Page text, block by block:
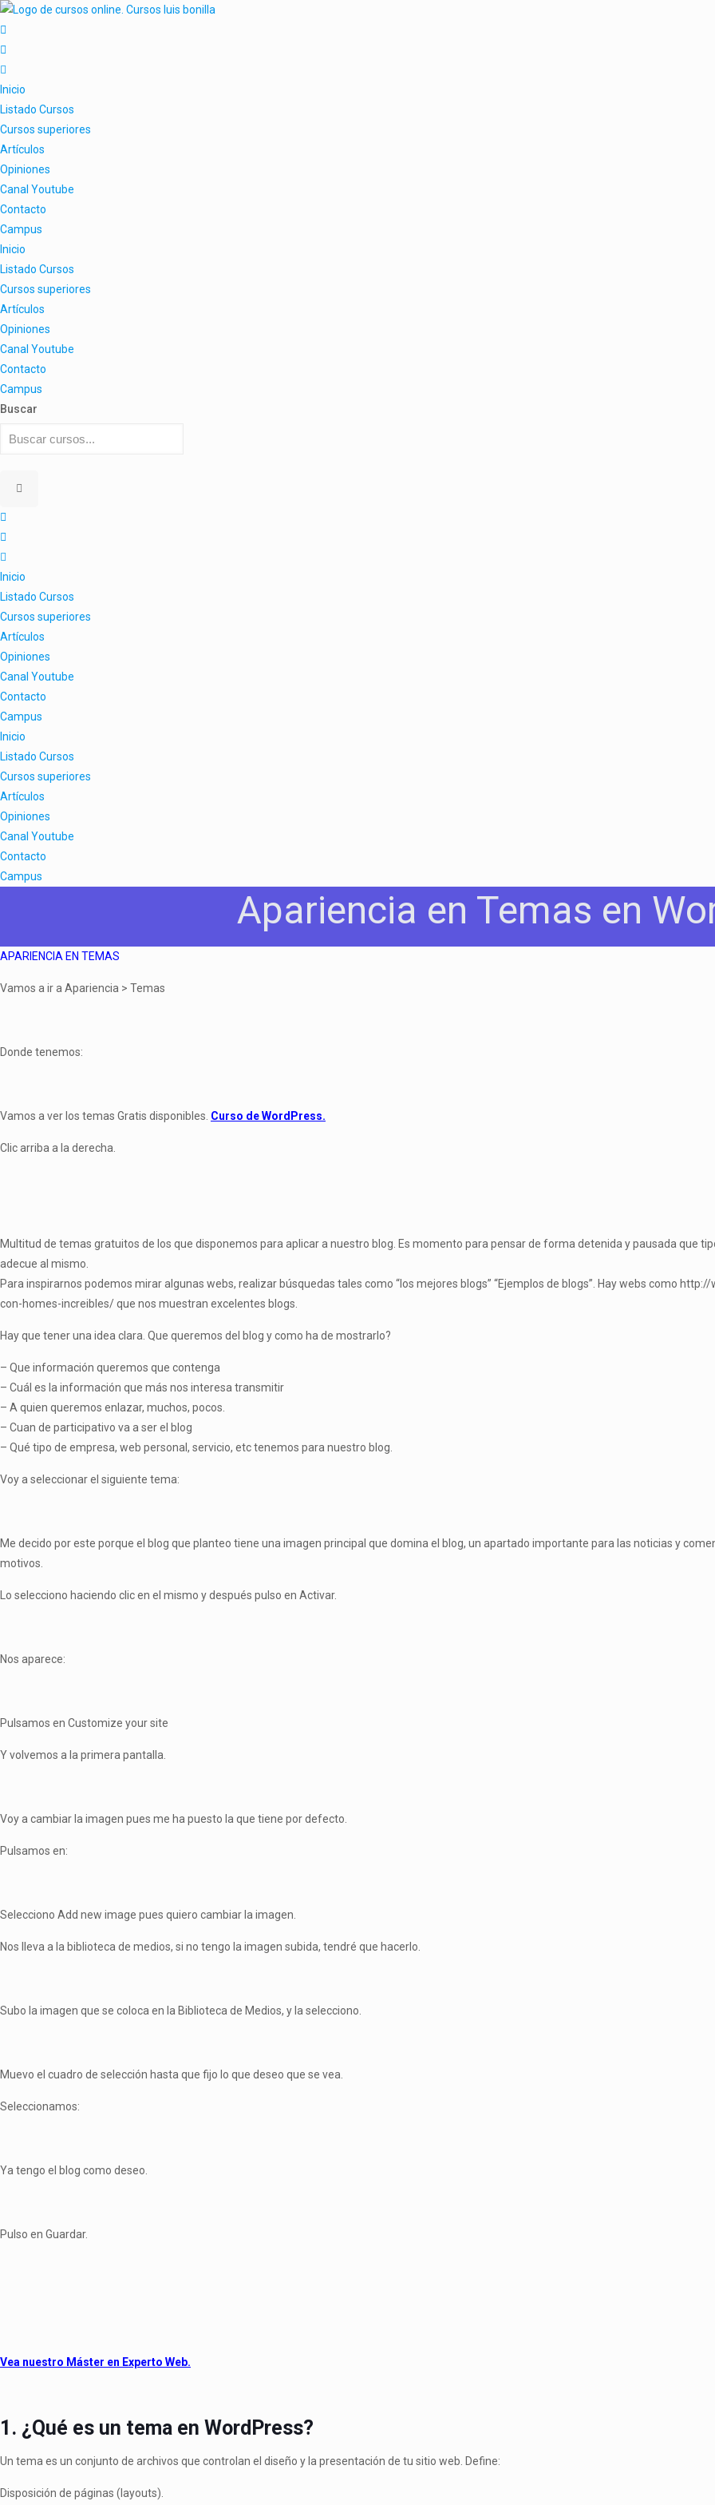
Inicio
Listado Cursos
Cursos superiores
Artículos
Opiniones
Canal Youtube
Contacto
Campus
Inicio
Listado Cursos
Cursos superiores
Artículos
Opiniones
Canal Youtube
Contacto
Campus
Buscar
Inicio
Listado Cursos
Cursos superiores
Artículos
Opiniones
Canal Youtube
Contacto
Campus
Inicio
Listado Cursos
Cursos superiores
Artículos
Opiniones
Canal Youtube
Contacto
Campus
Apariencia en Temas en
APARIENCIA EN TEMAS
Vamos a ir a Apariencia > Temas
Donde tenemos:
Vamos a ver los temas Gratis disponibles. Curso de WordPress.
Clic arriba a la derecha.
Multitud de temas gratuitos de los que disponemos para aplicar a nuestro blog. Es momento para pensar de forma detenida y pausada que
adecue al mismo.
Para inspirarnos podemos mirar algunas webs, realizar búsquedas tales como “los mejores blogs” “Ejemplos de blogs”. Hay webs como
con-homes-increibles/ que nos muestran excelentes blogs.
Hay que tener una idea clara. Que queremos del blog y como ha de mostrarlo?
– Que información queremos que contenga
– Cuál es la información que más nos interesa transmitir
– A quien queremos enlazar, muchos, pocos.
– Cuan de participativo va a ser el blog
– Qué tipo de empresa, web personal, servicio, etc tenemos para nuestro blog.
Voy a seleccionar el siguiente tema:
Me decido por este porque el blog que planteo tiene una imagen principal que domina el blog, un apartado importante para las noticias y
motivos.
Lo selecciono haciendo clic en el mismo y después pulso en Activar.
Nos aparece:
Pulsamos en Customize your site
Y volvemos a la primera pantalla.
Voy a cambiar la imagen pues me ha puesto la que tiene por defecto.
Pulsamos en:
Selecciono Add new image pues quiero cambiar la imagen.
Nos lleva a la biblioteca de medios, si no tengo la imagen subida, tendré que hacerlo.
Subo la imagen que se coloca en la Biblioteca de Medios, y la selecciono.
Muevo el cuadro de selección hasta que fijo lo que deseo que se vea.
Seleccionamos:
Ya tengo el blog como deseo.
Pulso en Guardar.
Vea nuestro Máster en Experto Web.
1. ¿Qué es un tema en WordPress?
Un tema es un conjunto de archivos que controlan el diseño y la presentación de tu sitio web. Define:
Disposición de páginas (layouts).